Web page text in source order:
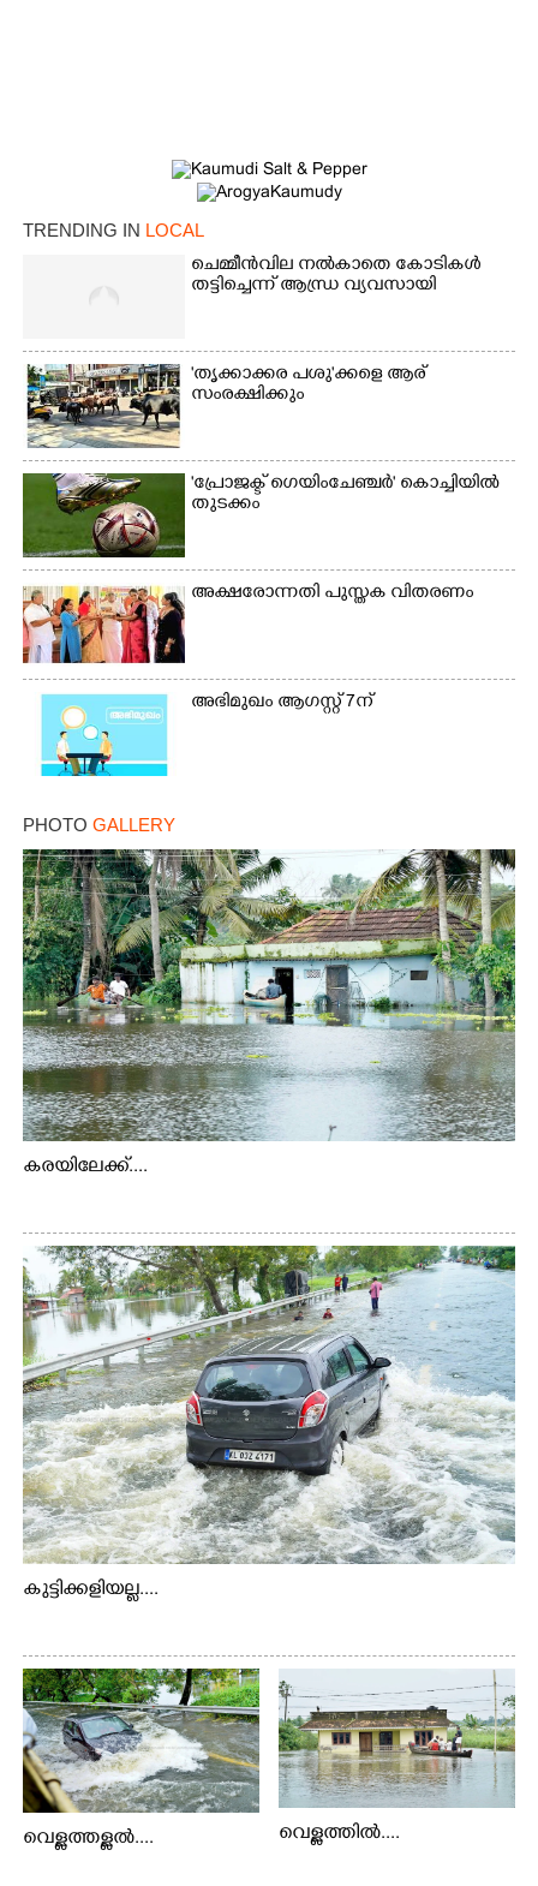
TRENDING IN LOCAL
ചെമ്മീൻവില നൽകാതെ കോടികൾ
തട്ടിച്ചെന്ന് ആന്ധ്ര വ്യവസായി
'തൃക്കാക്കര പശു'ക്കളെ ആര്
സംരക്ഷിക്കും
'പ്രോജക്ട് ഗെയിംചേഞ്ചർ' കൊച്ചിയിൽ
തുടക്കം
അക്ഷരോന്നതി പുസ്തക വിതരണം
അഭിമുഖം ആഗസ്റ്റ് 7ന്
PHOTO GALLERY
കരയിലേക്ക്....
കുട്ടിക്കളിയല്ല....
വെള്ളത്തള്ളൽ.... വെള്ളത്തിൽ....
Copy Link